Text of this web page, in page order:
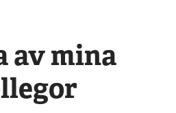
av mina